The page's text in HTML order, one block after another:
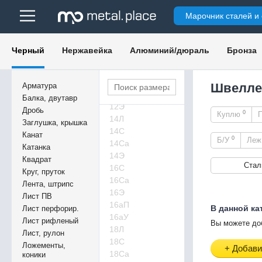
Марочник сталей и
Черный Нержавейка Алюминий/дюраль Бронза
Арматура
Балка, двутавр
Дробь
Заглушка, крышка
Канат
Катанка
Квадрат
Круг, пруток
Лента, штрипс
Лист ПВ
Лист перфорир.
Лист рифленый
Лист, рулон
Ложементы,
коники
5Э
6,5Э
8Э
10Э
12Л
12Э
14Л
14С
14Са
14Э
16С
16Са
16Э
16аП
16аУ
18Л
18С
18Са
Куплю 0
Б/У 0
В данной
Вы можете
+